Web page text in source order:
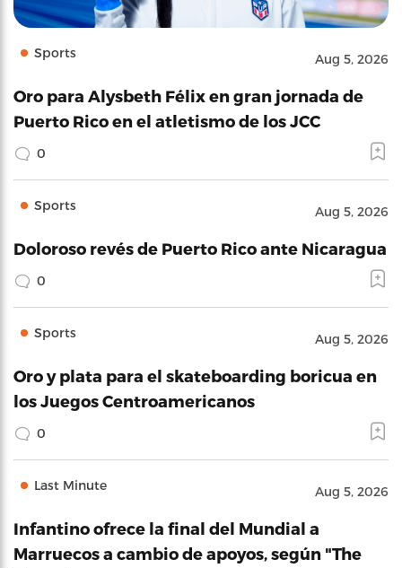
Sports Aug 5, 2026
Oro para Alysbeth Félix en gran jornada de
Puerto Rico en el atletismo de los JCC
0
Sports Aug 5, 2026
Doloroso revés de Puerto Rico ante Nicaragua
0
Sports Aug 5, 2026
Oro y plata para el skateboarding boricua en
los Juegos Centroamericanos
0
Last Minute Aug 5, 2026
Infantino ofrece la final del Mundial a
Marruecos a cambio de apoyos, según "The